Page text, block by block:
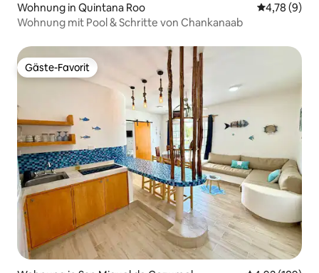
Wohnung in Quintana Roo
4,78 (9)
Wohnung mit Pool & Schritte von Chankanaab
Gäste-Favorit
Gäste-Favorit